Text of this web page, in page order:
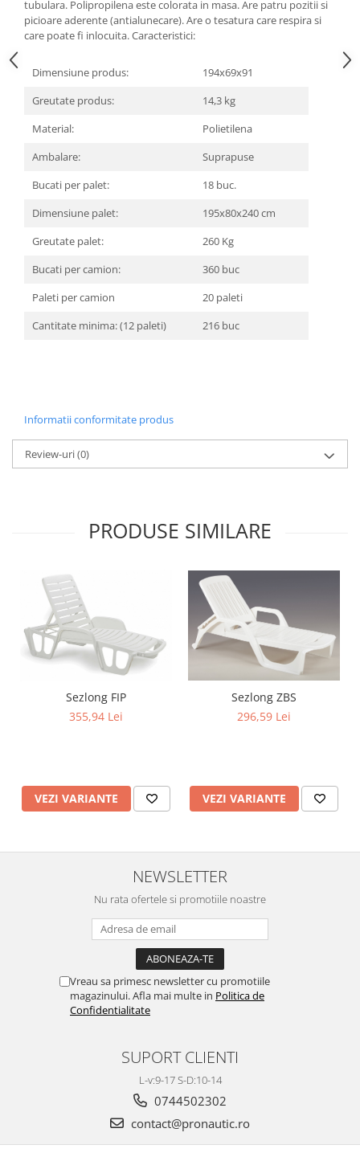
tubulara. Polipropilena este colorata in masa. Are patru pozitii si
picioare aderente (antialunecare). Are o tesatura care respira si
care poate fi inlocuita. Caracteristici:
Dimensiune produs:
194x69x91
Greutate produs:
14,3 kg
Material:
Polietilena
Ambalare:
Suprapuse
Bucati per palet:
18 buc.
Dimensiune palet:
195x80x240 cm
Greutate palet:
260 Kg
Bucati per camion:
360 buc
Paleti per camion
20 paleti
Cantitate minima: (12 paleti)
216 buc
Informatii conformitate produs
Review-uri(0)
PRODUSE SIMILARE
Sezlong FIP
355,94 Lei
VEZI VARIANTE
Sezlong ZBS
296,59 Lei
VEZI VARIANTE
NEWSLETTER
Nu rata ofertele si promotiile noastre
Vreau sa primesc newsletter cu promotiile
magazinului. Afla mai multe in Politica de
Confidentialitate
SUPORT CLIENTI
L-v:9-17 S-D:10-14
0744502302
contact@pronautic.ro